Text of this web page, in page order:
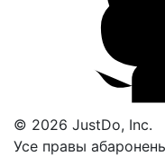
© 2026 JustDo, Inc.
Усе правы